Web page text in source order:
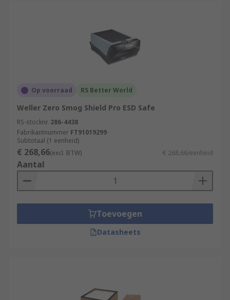
Op voorraad RS Better World
Weller Zero Smog Shield Pro ESD Safe
RS-stocknr. 286-4438
Fabrikantnummer FT91019299
Subtotaal (1 eenheid)
€ 268,66(excl. BTW) € 268,66/eenheid
Aantal
Toevoegen
Datasheets